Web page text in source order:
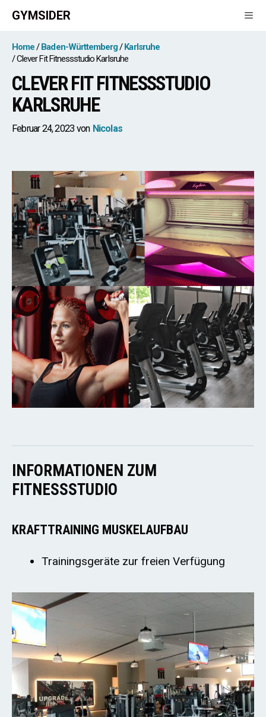
Zum
Inhalt
springen
GYMSIDER
Home Baden-Württemberg
Karlsruhe
Clever Fit Fitnessstudio Karlsruhe
CLEVER FIT FITNESSSTUDIO
KARLSRUHE
Februar 24, 2023 von Nicolas
INFORMATIONEN ZUM
FITNESSSTUDIO
KRAFTTRAINING MUSKELAUFBAU
Trainingsgeräte zur freien Verfügung